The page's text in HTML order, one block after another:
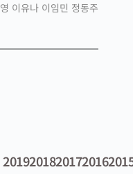
이유나 이임민 정동주
2019201820172016